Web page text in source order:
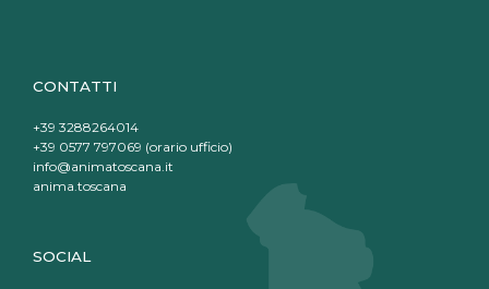
CONTATTI
+39 3288264014
+39 0577 797069 (orario ufficio)
info@animatoscana.it
anima.toscana
SOCIAL